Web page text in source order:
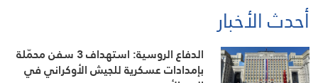
أحدث الأخبار
الدفاع الروسية: استهداف 3 سفن محمّلة
بإمدادات عسكرية للجيش الأوكراني في